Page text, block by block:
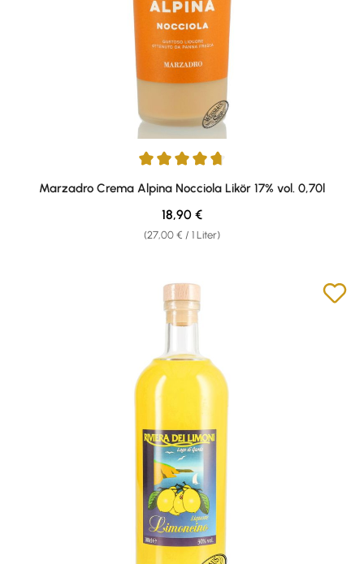
Durchschnittliche Bewertung von 4.79 von 5 Sternen
Marzadro Crema Alpina Nocciola Likör 17% vol. 0,70l
(27,00 € / 1 Liter)
Regulärer Preis:
18,90 €